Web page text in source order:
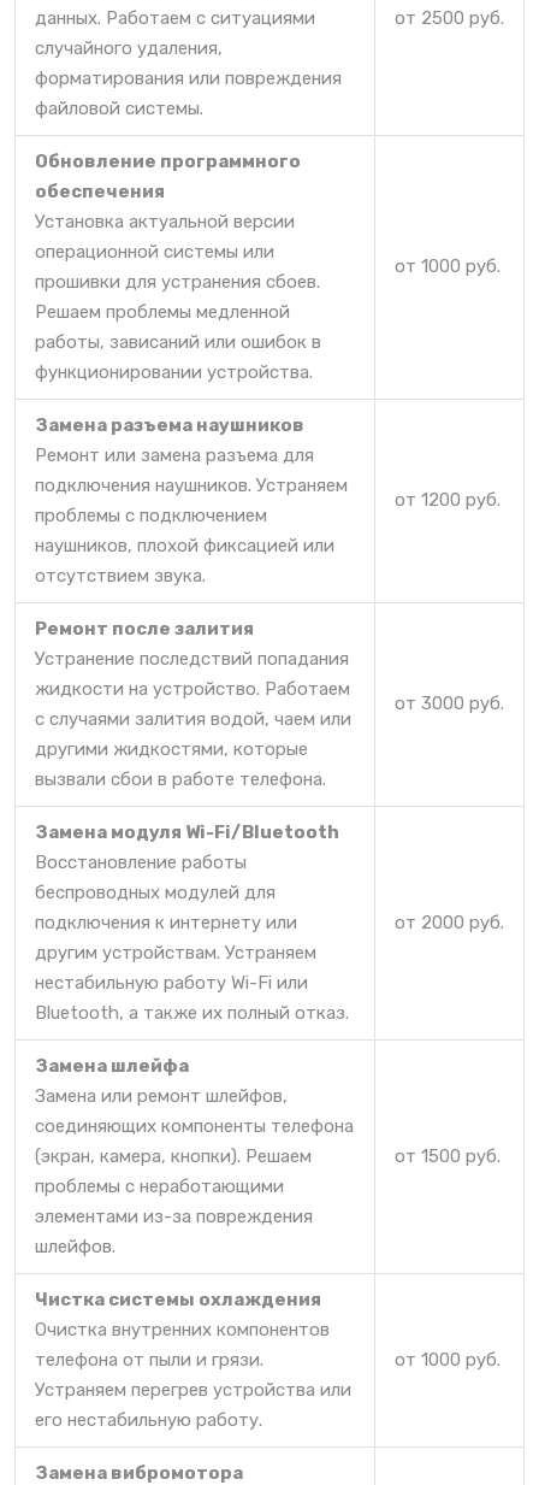
данных. Работаем с ситуациями
случайного удаления,
форматирования или повреждения
файловой системы.
от 2500 руб.
Обновление программного
обеспечения
Установка актуальной версии
операционной системы или
прошивки для устранения сбоев.
Решаем проблемы медленной
работы, зависаний или ошибок в
функционировании устройства.
от 1000 руб.
Замена разъема наушников
Ремонт или замена разъема для
подключения наушников. Устраняем
проблемы с подключением
наушников, плохой фиксацией или
отсутствием звука.
от 1200 руб.
Ремонт после залития
Устранение последствий попадания
жидкости на устройство. Работаем
с случаями залития водой, чаем или
другими жидкостями, которые
вызвали сбои в работе телефона.
от 3000 руб.
Замена модуля Wi-Fi/Bluetooth
Восстановление работы
беспроводных модулей для
подключения к интернету или
другим устройствам. Устраняем
нестабильную работу Wi-Fi или
Bluetooth, а также их полный отказ.
от 2000 руб.
Замена шлейфа
Замена или ремонт шлейфов,
соединяющих компоненты телефона
(экран, камера, кнопки). Решаем
проблемы с неработающими
элементами из-за повреждения
шлейфов.
от 1500 руб.
Чистка системы охлаждения
Очистка внутренних компонентов
телефона от пыли и грязи.
Устраняем перегрев устройства или
его нестабильную работу.
от 1000 руб.
Замена вибромотора